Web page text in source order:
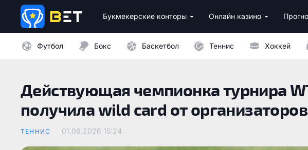
Букмекерские конторы Онлайн казино
Футбол Бокс Баскетбол Теннис Хоккей
Действующая чемпионка турнира
получила wild card от организаторов
ТЕННИС 01.06.2026 15:24